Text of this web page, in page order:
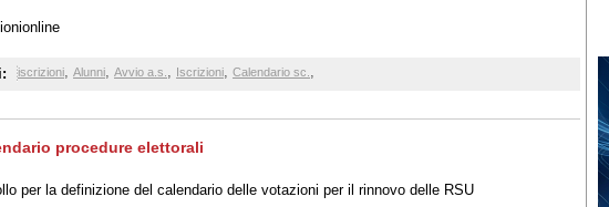
iscrizioni, Alunni, Avvio a.s. , Iscrizioni, Calendario sc. ,
procedure elettorali
per la definizione del calendario delle votazioni per il rinnovo delle RSU